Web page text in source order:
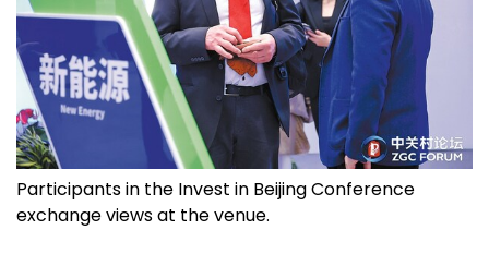
Participants in the Invest in Beijing Conference
exchange views at the venue.